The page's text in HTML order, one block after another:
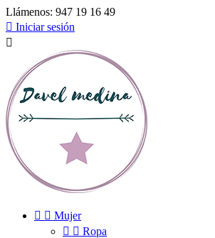
Llámenos: 947 19 16 49
 Iniciar sesión

  Mujer
  Ropa